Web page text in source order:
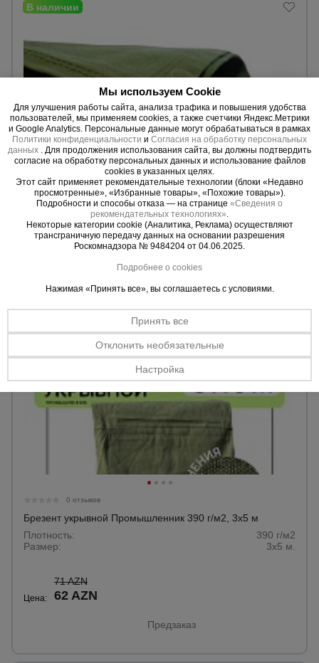
0 отзывов
Брезент влагостойкий Промышленник утепленный 500 г/
м2, 4х6 м
296 AZN
259 AZN
Купить
0 отзывов
Брезент укрывной Промышленник 390 г/м2, 3х5 м
Плотность:
390 г/м2
Размер:
3х5 м.
Цена:
71 AZN
62 AZN
Предзаказ
Мы используем Cookie
Для улучшения работы сайта, анализа трафика и повышения удобства
пользователей, мы применяем cookies, а также счетчики Яндекс.Метрики
и Google Analytics. Персональные данные могут обрабатываться в рамках
Политики конфиденциальности и Согласия на обработку персональных
данных
. Для продолжения использования сайта, вы должны подтвердить
согласие на обработку персональных данных и использование файлов
cookies в указанных целях.
Этот сайт применяет рекомендательные технологии (блоки «Недавно
просмотренные», «Избранные товары», «Похожие товары»).
Подробности и способы отказа — на странице «Сведения о
рекомендательных технологиях»
Некоторые категории cookie (Аналитика, Реклама) осуществляют
трансграничную передачу данных на основании разрешения
Роскомнадзора № 9484204 от 04.06.2025.
Подробнее о cookies
Нажимая «Принять все», вы соглашаетесь с условиями.
Принять все
Отклонить необязательные
Настройка